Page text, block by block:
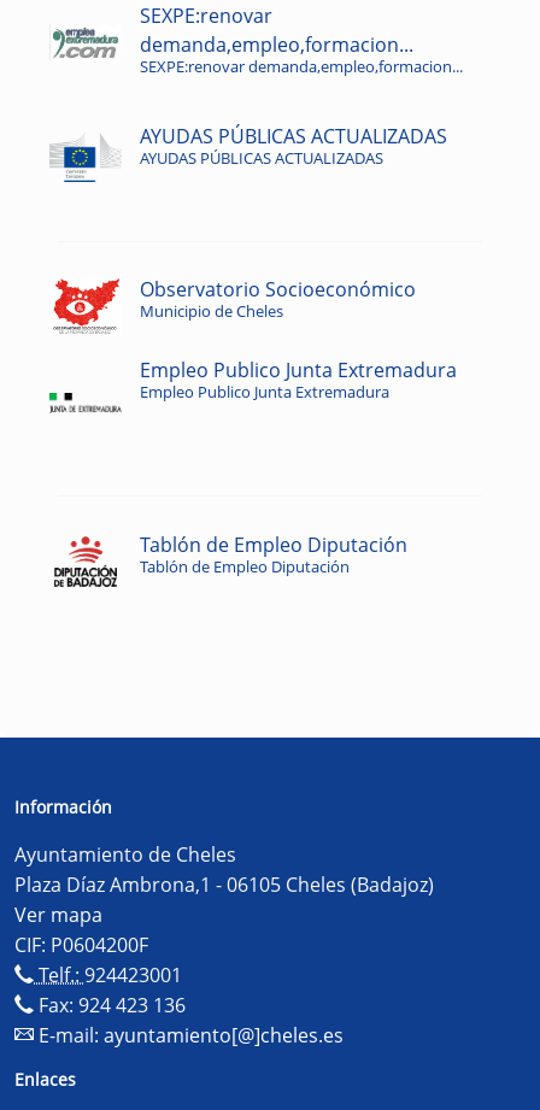
SEXPE:renovar
demanda,empleo,formacion...
SEXPE:renovar demanda,empleo,formacion...
AYUDAS PÚBLICAS ACTUALIZADAS
AYUDAS PÚBLICAS ACTUALIZADAS
Observatorio Socioeconómico
Municipio de Cheles
Empleo Publico Junta Extremadura
Empleo Publico Junta Extremadura
Tablón de Empleo Diputación
Tablón de Empleo Diputación
Información
Ayuntamiento de Cheles
Plaza Díaz Ambrona,1 - 06105 Cheles (Badajoz)
Ver mapa
CIF: P0604200F
Telf.: 924423001
Fax: 924 423 136
E-mail: ayuntamiento[@]cheles.es
Enlaces